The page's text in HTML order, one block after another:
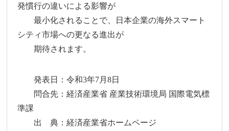
発慣行の違いによる影響が
最小化されることで、日本企業の海外スマート
シティ市場への更なる進出が
期待されます。
発表日：令和3年7月8日
問合先：経済産業省 産業技術環境局 国際電気標
準課
出 典：経済産業省ホームページ